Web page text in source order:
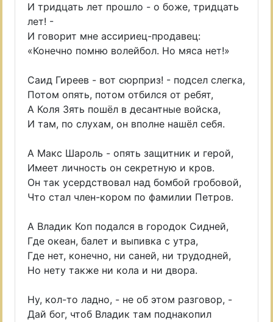
И тридцать лет прошло - о боже, тридцать
лет! -
И говорит мне ассириец-продавец:
«Конечно помню волейбол. Но мяса нет!»
Саид Гиреев - вот сюрприз! - подсел слегка,
Потом опять, потом отбился от ребят,
А Коля Зять пошёл в десантные войска,
И там, по слухам, он вполне нашёл себя.
А Макс Шароль - опять защитник и герой,
Имеет личность он секретную и кров.
Он так усердствовал над бомбой гробовой,
Что стал член-кором по фамилии Петров.
А Владик Коп подался в городок Сидней,
Где океан, балет и выпивка с утра,
Где нет, конечно, ни саней, ни трудодней,
Но нету также ни кола и ни двора.
Ну, кол-то ладно, - не об этом разговор, -
Дай бог, чтоб Владик там поднакопил